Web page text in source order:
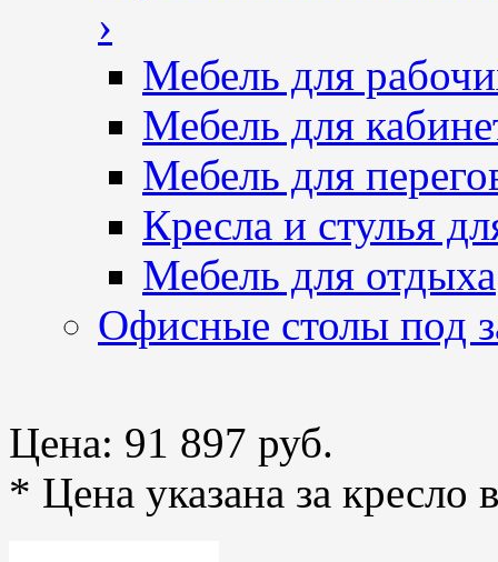
›
Мебель для
Мебель для
Мебель для
Кресла и стулья
Мебель для отдыха
Офисные столы под
Цена: 91 897 руб.
* Цена указана за кресло